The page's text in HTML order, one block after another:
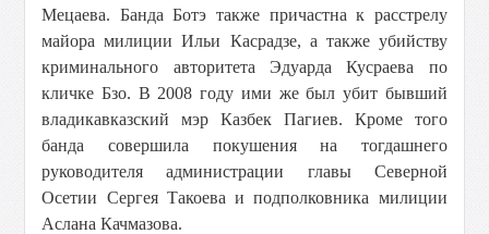
Мецаева. Банда Ботэ также причастна к расстрелу
майора милиции Ильи Касрадзе, а также убийству
криминального авторитета Эдуарда Кусраева по
кличке Бзо. В 2008 году ими же был убит бывший
владикавказский мэр Казбек Пагиев. Кроме того
банда совершила покушения на тогдашнего
руководителя администрации главы Северной
Осетии Сергея Такоева и подполковника милиции
Аслана Качмазова.